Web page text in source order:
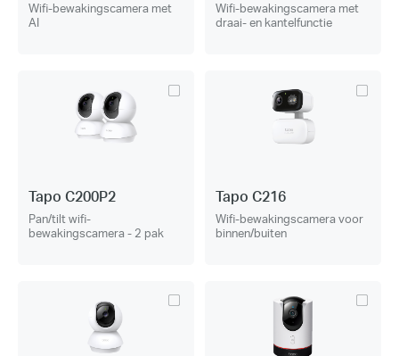
Wifi-bewakingscamera met
AI
Wifi-bewakingscamera met
draai- en kantelfunctie
Tapo C200P2
Pan/tilt wifi-
bewakingscamera - 2 pak
Tapo C216
Wifi-bewakingscamera voor
binnen/buiten